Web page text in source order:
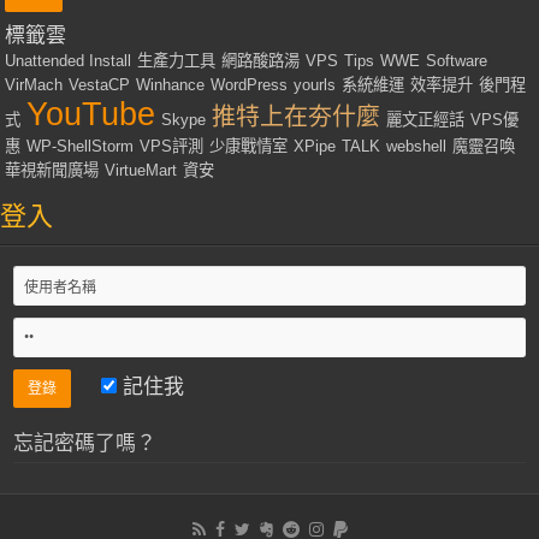
標籤雲
Unattended Install 生產力工具 網路酸路湯 VPS Tips WWE Software
VirMach VestaCP Winhance WordPress yourls 系統維運 效率提升 後門程
式 YouTube Skype 推特上在夯什麼 麗文正經話 VPS優
惠 WP-ShellStorm VPS評測 少康戰情室 XPipe TALK webshell
魔靈召喚
華視新聞廣場 VirtueMart 資安
登入
記住我
忘記密碼了嗎？